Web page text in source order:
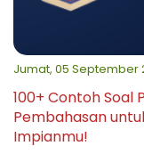
Jumat, 05 September
100+ Contoh Soal
Pembahasan
Impianmu!